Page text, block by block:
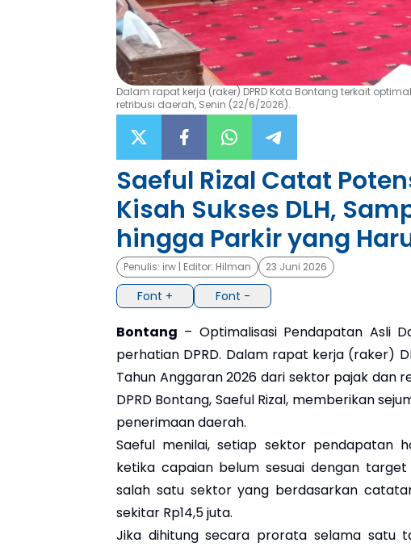
Dalam rapat kerja (raker) DPRD Kota Bontang terkait
retribusi daerah, Senin (22/6/2026).
Saeful Rizal Catat
Kisah Sukses DLH,
hingga Parkir yang
Penulis: irw | Editor: Hilman 23 Juni 2026
Font + Font -
Bontang – Optimalisasi Pendapatan Asli
perhatian DPRD. Dalam rapat kerja (raker)
Tahun Anggaran 2026 dari sektor pajak dan
DPRD Bontang, Saeful Rizal, memberikan
penerimaan daerah.
Saeful menilai, setiap sektor pendapatan
ketika capaian belum sesuai dengan
salah satu sektor yang berdasarkan
sekitar Rp14,5 juta.
Jika dihitung secara prorata selama satu